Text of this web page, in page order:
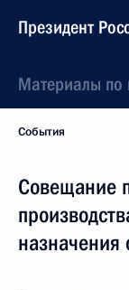
Президент
Материалы по
События
Совещание